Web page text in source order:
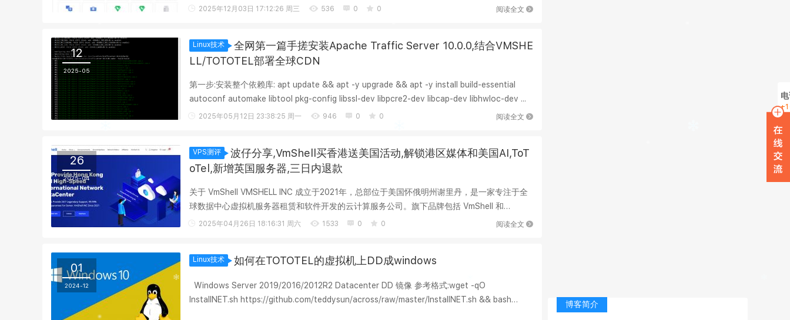
产品支持原路退款在3日新...
阅读全文
2025年12月03日 17:12:26 周三 536 0 0
12
2025-05
Linux技术
全网第一篇手搓安装Apache Traffic Server 10.0.0,结合VMSHE
LL/TOTOTEL部署全球CDN
第一步:安装整个依赖库: apt update && apt -y upgrade && apt -y install build-essential
autoconf automake libtool pkg-config libssl-dev libpcre2-dev libcap-dev libhwloc-dev ...
阅读全文
2025年05月12日 23:38:25 周一 946 0 0
26
2025-04
VPS测评
波仔分享,VmShell买香港送美国活动,解锁港区媒体和美国AI,ToT
oTel,新增英国服务器,三日内退款
关于 VmShell VMSHELL INC 成立于2021年，总部位于美国怀俄明州谢里丹，是一家专注于全
球数据中心虚拟机服务器租赁和软件开发的云计算服务公司。旗下品牌包括 VmShell 和
ToToTel，业务覆盖亚洲和美洲...
阅读全文
2025年04月26日 18:16:31 周六 1533 0 0
01
2024-12
Linux技术 如何在TOTOTEL的虚拟机上DD成windows
Windows Server 2019/2016/2012R2 Datacenter DD 镜像 参考格式:wget -qO
InstallNET.sh https://github.com/teddysun/across/raw/master/InstallNET.sh && bash
博客简介